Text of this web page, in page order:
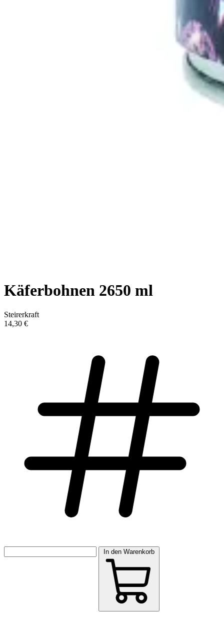
Käferbohnen 2650 ml
Steirerkraft
14,30 €
In den Warenkorb